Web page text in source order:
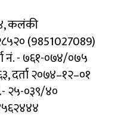
कलंकी
(9851027089)
नं. - ७६१-०७४/०७५
दर्ता २०७४–१२–०१
२५-०३९/४०